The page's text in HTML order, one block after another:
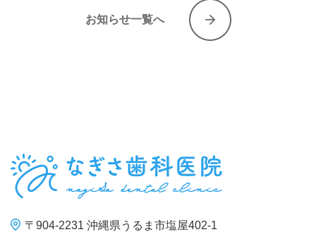
お知らせ一覧へ
〒904-2231 沖縄県うるま市塩屋402-1